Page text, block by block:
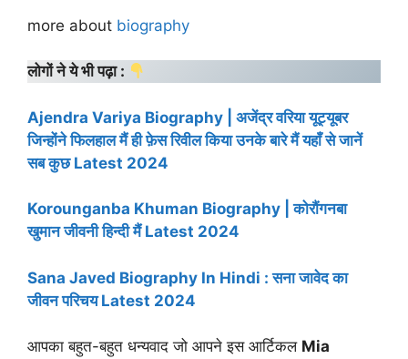
more about biography
लोगों ने ये भी पढ़ा :
Ajendra Variya Biography | अजेंद्र वरिया यूट्यूबर
जिन्होंने फिलहाल मैं ही फ़ेस रिवील किया उनके बारे मैं यहाँ से जानें
सब कुछ Latest 2024
Korounganba Khuman Biography | कोरौंगनबा
खुमान जीवनी हिन्दी मैं Latest 2024
Sana Javed Biography In Hindi : सना जावेद का
जीवन परिचय Latest 2024
आपका बहुत-बहुत धन्यवाद जो आपने इस आर्टिकल Mia